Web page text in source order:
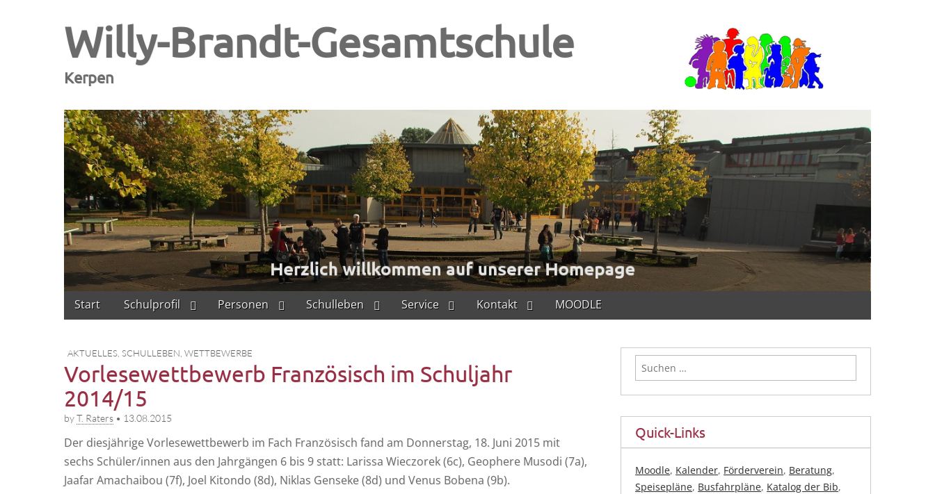
Willy-Brandt-Gesamtschule
Kerpen
Main
menu
Skip
to
Start Schulprofil Personen Schulleben Service Kontakt MOODLE
AKTUELLES SCHULLEBEN WETTBEWERBE
Vorlesewettbewerb Französisch im Schuljahr
2014/15
byT. Raters • 13.08.2015
Der dies­jäh­ri­ge Vor­le­se­wett­be­werb im Fach Fran­zö­sisch fand am Don­ners­tag, 18. Juni 2015 mit
sechs Schüler/innen aus den Jahr­gän­gen 6 bis 9 statt: Laris­sa Wiec­zo­rek (6c), Geo­phe­re Mus­o­di (7a),
Jaa­far Amachai­bou (7f), Joel Kiton­do (8d), Niklas Gen­se­ke (8d) und Venus Bobe­na (9b).
Suchen
nach:
Quick-Links
Moodle, Kalender, Förderverein, Beratung,
Speisepläne, Busfahrpläne, Katalog der Bib,